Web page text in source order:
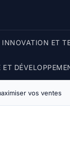
INNOVATION ET
ET
vos ventes